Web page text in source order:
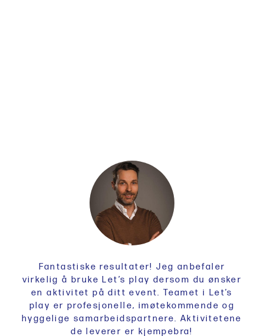
Fantastiske resultater! Jeg anbefaler
virkelig å bruke Let’s play dersom du ønsker
en aktivitet på ditt event. Teamet i Let’s
play er profesjonelle, imøtekommende og
hyggelige samarbeidspartnere. Aktivitetene
de leverer er kjempebra!